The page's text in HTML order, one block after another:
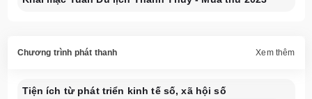
Chương trình phát thanh Xem thêm
Tiện ích từ phát triển kinh tế số, xã hội số